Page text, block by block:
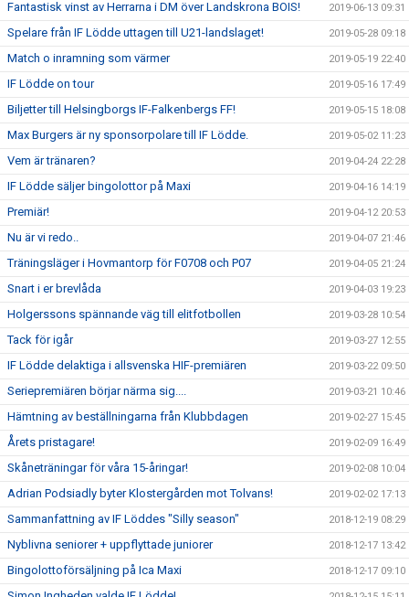
Fantastisk vinst av Herrarna i DM över Landskrona BOIS! 2019-06-13 09:31
Spelare från IF Lödde uttagen till U21-landslaget! 2019-05-28 09:18
Match o inramning som värmer 2019-05-19 22:40
IF Lödde on tour 2019-05-16 17:49
Biljetter till Helsingborgs IF-Falkenbergs FF! 2019-05-15 18:08
Max Burgers är ny sponsorpolare till IF Lödde. 2019-05-02 11:23
Vem är tränaren? 2019-04-24 22:28
IF Lödde säljer bingolottor på Maxi 2019-04-16 14:19
Premiär! 2019-04-12 20:53
Nu är vi redo.. 2019-04-07 21:46
Träningsläger i Hovmantorp för F0708 och P07 2019-04-05 21:24
Snart i er brevlåda 2019-04-03 19:23
Holgerssons spännande väg till elitfotbollen 2019-03-28 10:54
Tack för igår 2019-03-27 12:55
IF Lödde delaktiga i allsvenska HIF-premiären 2019-03-22 09:50
Seriepremiären börjar närma sig.... 2019-03-21 10:46
Hämtning av beställningarna från Klubbdagen 2019-02-27 15:45
Årets pristagare! 2019-02-09 16:49
Skåneträningar för våra 15-åringar! 2019-02-08 10:04
Adrian Podsiadly byter Klostergården mot Tolvans! 2019-02-02 17:13
Sammanfattning av IF Löddes "Silly season" 2018-12-19 08:29
Nyblivna seniorer + uppflyttade juniorer 2018-12-17 13:42
Bingolottoförsäljning på Ica Maxi 2018-12-17 09:10